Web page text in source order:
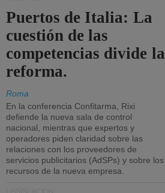
Puertos de Italia: La
cuestión de las
competencias divide la
reforma.
Roma
En la conferencia Confitarma, Rixi
defiende la nueva sala de control
nacional, mientras que expertos y
operadores piden claridad sobre las
relaciones con los proveedores de
servicios publicitarios (AdSPs) y sobre los
recursos de la nueva empresa.